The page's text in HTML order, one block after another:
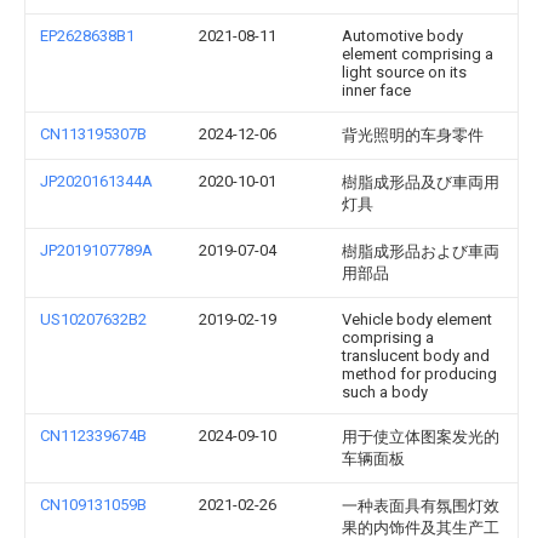
EP2628638B1 2021-08-11
Automotive body
element comprising a
light source on its
inner face
CN113195307B 2024-12-06 背光照明的车身零件
JP2020161344A 2020-10-01
樹脂成形品及び車両用
灯具
JP2019107789A 2019-07-04
樹脂成形品および車両
用部品
US10207632B2 2019-02-19
Vehicle body element
comprising a
translucent body and
method for producing
such a body
CN112339674B 2024-09-10
用于使立体图案发光的
车辆面板
CN109131059B 2021-02-26
一种表面具有氛围灯效
果的内饰件及其生产工